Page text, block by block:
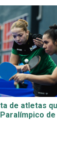
de atletas
de